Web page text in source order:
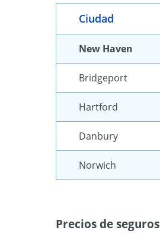
Ciudad
New Haven
Bridgeport
Hartford
Danbury
Norwich
Precios de